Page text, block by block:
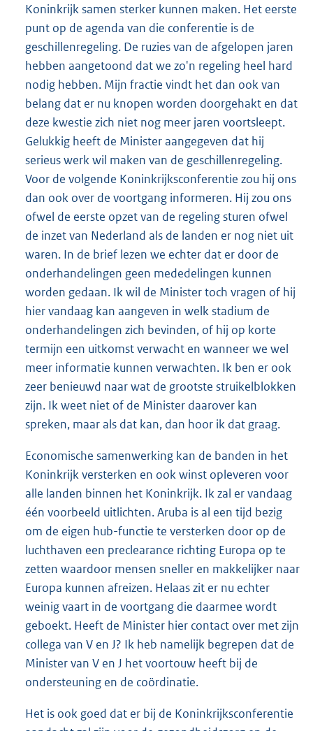
Koninkrijk samen sterker kunnen maken. Het eerste
punt op de agenda van die conferentie is de
geschillenregeling. De ruzies van de afgelopen jaren
hebben aangetoond dat we zo'n regeling heel hard
nodig hebben. Mijn fractie vindt het dan ook van
belang dat er nu knopen worden doorgehakt en dat
deze kwestie zich niet nog meer jaren voortsleept.
Gelukkig heeft de Minister aangegeven dat hij
serieus werk wil maken van de geschillenregeling.
Voor de volgende Koninkrijksconferentie zou hij ons
dan ook over de voortgang informeren. Hij zou ons
ofwel de eerste opzet van de regeling sturen ofwel
de inzet van Nederland als de landen er nog niet uit
waren. In de brief lezen we echter dat er door de
onderhandelingen geen mededelingen kunnen
worden gedaan. Ik wil de Minister toch vragen of hij
hier vandaag kan aangeven in welk stadium de
onderhandelingen zich bevinden, of hij op korte
termijn een uitkomst verwacht en wanneer we wel
meer informatie kunnen verwachten. Ik ben er ook
zeer benieuwd naar wat de grootste struikelblokken
zijn. Ik weet niet of de Minister daarover kan
spreken, maar als dat kan, dan hoor ik dat graag.
Economische samenwerking kan de banden in het
Koninkrijk versterken en ook winst opleveren voor
alle landen binnen het Koninkrijk. Ik zal er vandaag
één voorbeeld uitlichten. Aruba is al een tijd bezig
om de eigen hub-functie te versterken door op de
luchthaven een preclearance richting Europa op te
zetten waardoor mensen sneller en makkelijker naar
Europa kunnen afreizen. Helaas zit er nu echter
weinig vaart in de voortgang die daarmee wordt
geboekt. Heeft de Minister hier contact over met zijn
collega van V en J? Ik heb namelijk begrepen dat de
Minister van V en J het voortouw heeft bij de
ondersteuning en de coördinatie.
Het is ook goed dat er bij de Koninkrijksconferentie